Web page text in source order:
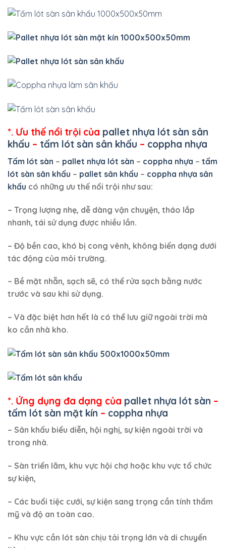
*. Ưu thế nổi trội của pallet nhựa lót sàn sân
khấu – tấm lót sàn sân khấu – coppha nhựa
Tấm lót sàn – pallet nhựa lót sàn – coppha nhựa – tấm
lót sàn sân khấu – pallet sân khấu – coppha nhựa sân
khấu có những ưu thế nổi trội như sau:
– Trọng lượng nhẹ, dễ dàng vận chuyện, tháo lắp
nhanh, tái sử dụng được nhiều lần.
– Độ bền cao, khó bị cong vênh, không biến dạng dưới
tác động của môi trường.
– Bề mặt nhẵn, sạch sẽ, có thể rửa sạch bằng nước
trước và sau khi sử dụng.
– Và đặc biệt hơn hết là có thể lưu giữ ngoài trời mà
ko cần nhà kho.
*. Ứng dụng đa dạng của pallet nhựa lót sàn –
tấm lót sàn mặt kín – coppha nhựa
– Sân khấu biểu diễn, hội nghị, sự kiện ngoài trời và
trong nhà.
– Sàn triển lãm, khu vực hội chợ hoặc khu vực tổ chức
sự kiện,
– Các buổi tiệc cưới, sự kiện sang trọng cần tính thẩm
mỹ và độ an toàn cao.
– Khu vực cần lót sàn chịu tải trọng lớn và di chuyển